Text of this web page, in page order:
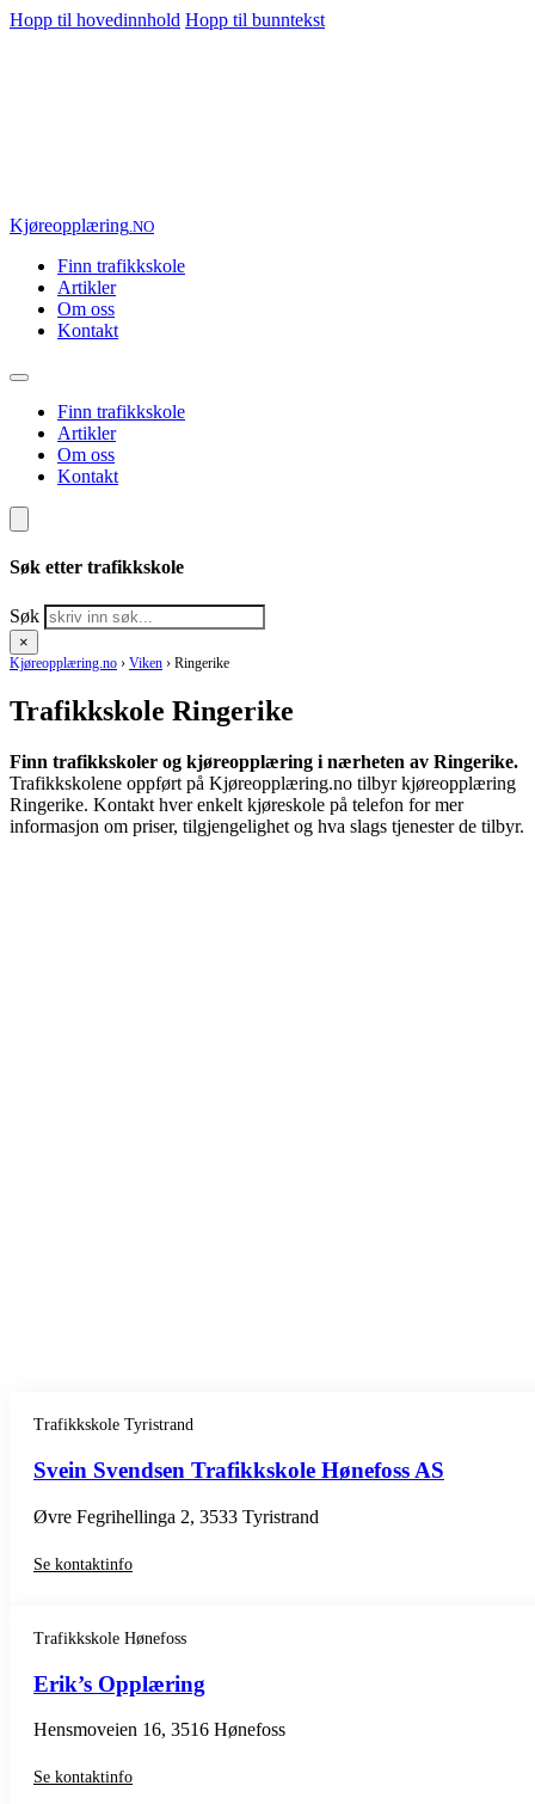
Hopp til hovedinnhold Hopp til bunntekst
Kjøreopplæring.NO
Finn trafikkskole
Artikler
Om oss
Kontakt
Finn trafikkskole
Artikler
Om oss
Kontakt
Søk etter trafikkskole
Søk
×
Kjøreopplæring.no › Viken › Ringerike
Trafikkskole Ringerike
Finn trafikkskoler og kjøreopplæring i nærheten av Ringerike.
Trafikkskolene oppført på Kjøreopplæring.no tilbyr kjøreopplæring
Ringerike. Kontakt hver enkelt kjøreskole på telefon for mer
informasjon om priser, tilgjengelighet og hva slags tjenester de tilbyr.
Trafikkskole Tyristrand
Svein Svendsen Trafikkskole Hønefoss AS
Øvre Fegrihellinga 2, 3533 Tyristrand
Se kontaktinfo
Trafikkskole Hønefoss
Erik’s Opplæring
Hensmoveien 16, 3516 Hønefoss
Se kontaktinfo